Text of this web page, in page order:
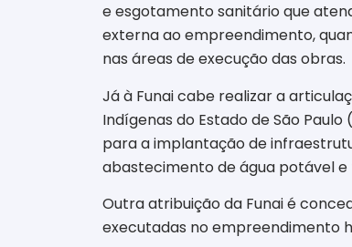
e esgotamento sanitário que
externa ao empreendimento,
nas áreas de execução das obras.
Já à Funai cabe realizar a
Indígenas do Estado de São
para a implantação de
abastecimento de água potável
Outra atribuição da Funai é
executadas no empreendimento